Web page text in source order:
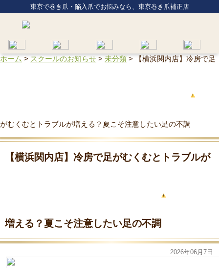
東京で巻き爪・陥入爪でお悩みなら、東京巻き爪補正店
ホーム > スクールのお知らせ > 未分類 > 【横浜関内店】冷房で足
がむくむとトラブルが増える？夏こそ注意したい足の不調
【横浜関内店】冷房で足がむくむとトラブルが
増える？夏こそ注意したい足の不調
2026年06月7日